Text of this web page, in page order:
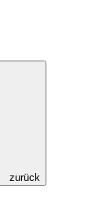
zurück